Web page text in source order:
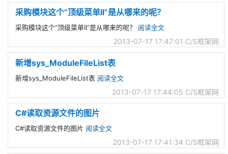
采购模块这个“顶级菜单II”是从哪来的呢？
采购模块这个“顶级菜单II”是从哪来的呢？ 阅读全文
2013-07-17 17:47:01 C/S框架网
新增sys_ModuleFileList表
新增sys_ModuleFileList表 阅读全文
2013-07-17 17:44:05 C/S框架网
C#读取资源文件的图片
C#读取资源文件的图片 阅读全文
2013-07-17 17:41:34 C/S框架网